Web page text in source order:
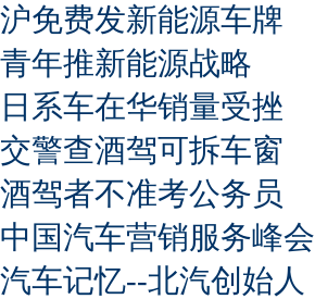
沪免费发新能源车牌
青年推新能源战略
日系车在华销量受挫
交警查酒驾可拆车窗
酒驾者不准考公务员
中国汽车营销服务峰会
汽车记忆--北汽创始人